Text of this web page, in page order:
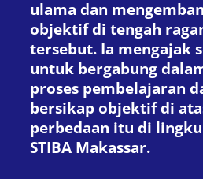
ulama dan
objektif di tengah
tersebut. Ia mengajak
untuk bergabung
proses pembelajaran
bersikap objektif di
perbedaan itu di
STIBA Makassar.